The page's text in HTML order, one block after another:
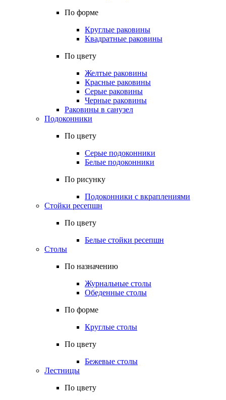
По форме
Круглые раковины
Квадратные раковины
По цвету
Желтые раковины
Красные раковины
Серые раковины
Черные раковины
Раковины в санузел
Подоконники
По цвету
Серые подоконники
Белые подоконники
По рисунку
Подоконники с вкраплениями
Стойки ресепшн
По цвету
Белые стойки ресепшн
Столы
По назначению
Журнальные столы
Обеденные столы
По форме
Круглые столы
По цвету
Бежевые столы
Лестницы
По цвету